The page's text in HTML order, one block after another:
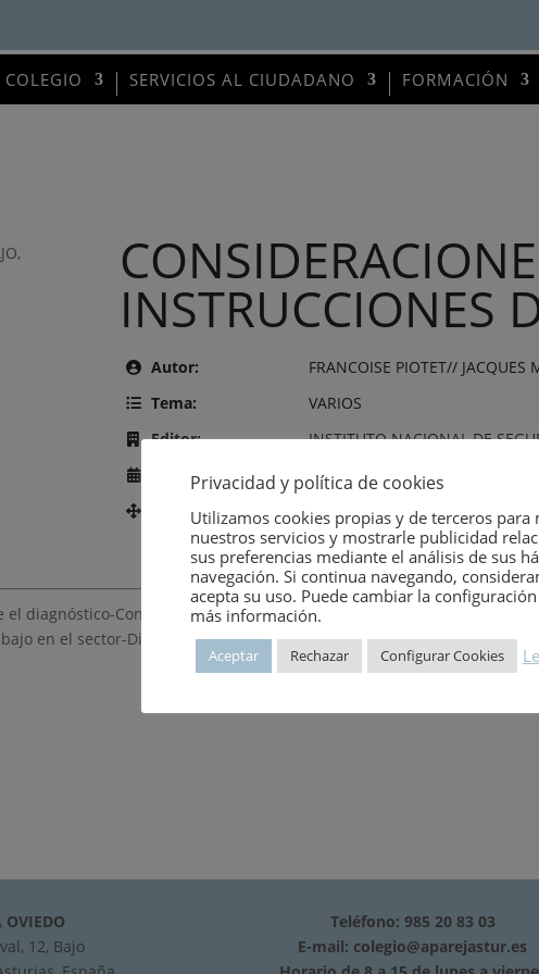
COLEGIO SERVICIOS AL CIUDADANO FORMACIÓN
INSTRUCCIONES
Autor:
FRANCOISE PIOTET// JACQUES
Tema:
VARIOS
Editor:
INSTITUTO NACIONAL DE
Año de publicación: 9 de agosto de 1991
Número:
2357
el diagnóstico-Conocer y comprender su empresa-Análisis general de
en el sector-Discusión de los resultados entre las partes sociales y
OVIEDO
12, Bajo
Teléfono: 985 20 83 03
E-mail: colegio@aparejastur.es
Privacidad y política de cookies
Utilizamos cookies propias y de terceros para
nuestros servicios y mostrarle publicidad
sus preferencias mediante el análisis de sus
navegación. Si continua navegando,
acepta su uso. Puede cambiar la
más información.
Aceptar Rechazar Configurar Cookies